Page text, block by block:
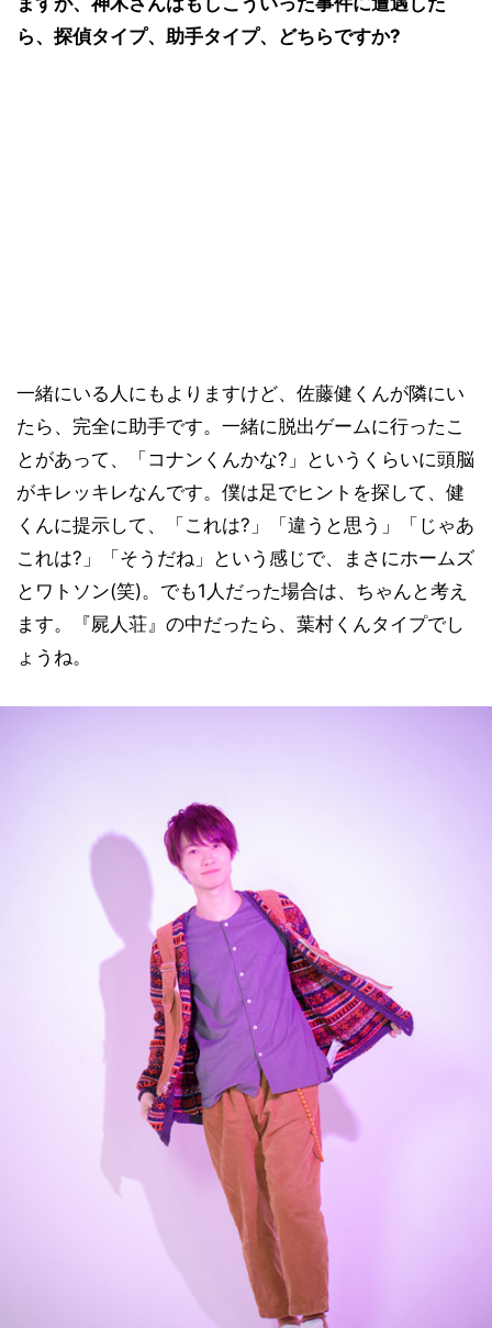
ら、探偵タイプ、助手タイプ、どちらですか?
一緒にいる人にもよりますけど、佐藤健くんが隣にい
たら、完全に助手です。一緒に脱出ゲームに行ったこ
とがあって、「コナンくんかな?」というくらいに頭脳
がキレッキレなんです。僕は足でヒントを探して、健
くんに提示して、「これは?」「違うと思う」「じゃあ
これは?」「そうだね」という感じで、まさにホームズ
とワトソン(笑)。でも1人だった場合は、ちゃんと考え
ます。『屍人荘』の中だったら、葉村くんタイプでし
ょうね。